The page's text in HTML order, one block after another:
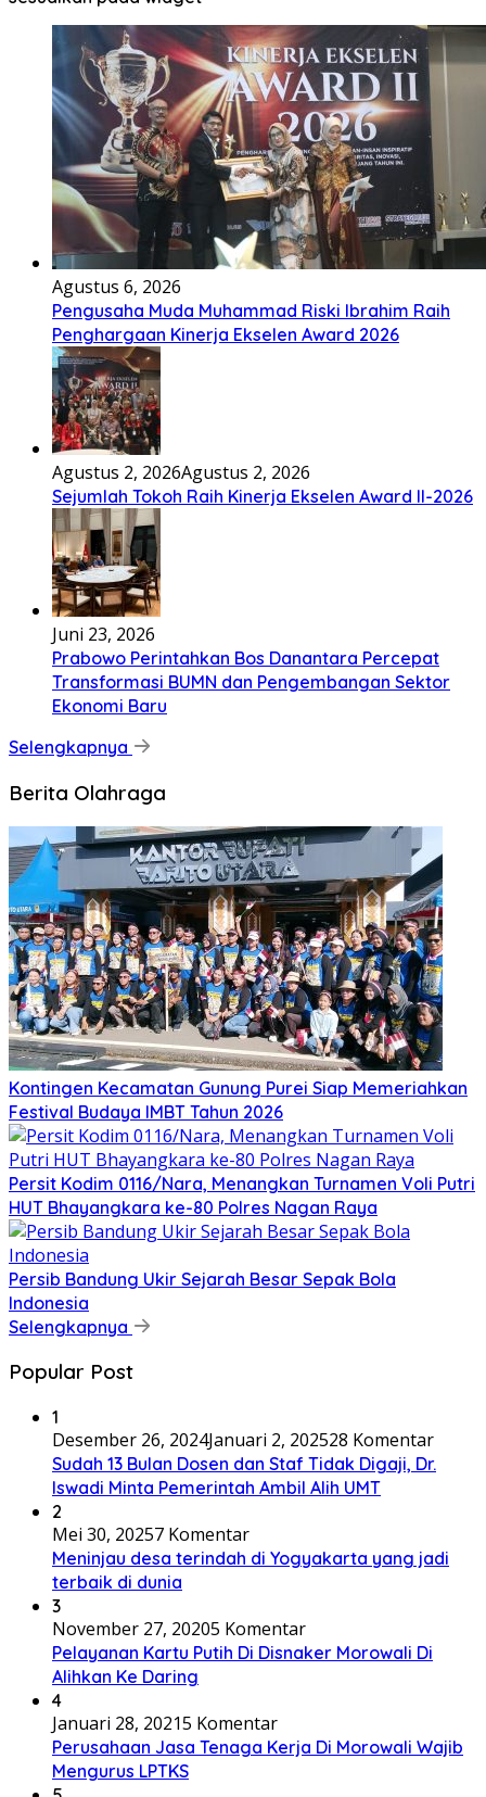
Agustus 6, 2026
Pengusaha Muda Muhammad Riski Ibrahim Raih
Penghargaan Kinerja Ekselen Award 2026
Agustus 2, 2026Agustus 2, 2026
Sejumlah Tokoh Raih Kinerja Ekselen Award II-2026
Juni 23, 2026
Prabowo Perintahkan Bos Danantara Percepat
Transformasi BUMN dan Pengembangan Sektor
Ekonomi Baru
Selengkapnya
Berita Olahraga
Kontingen Kecamatan Gunung Purei Siap Memeriahkan
Festival Budaya IMBT Tahun 2026
Persit Kodim 0116/Nara, Menangkan Turnamen Voli Putri
HUT Bhayangkara ke-80 Polres Nagan Raya
Persib Bandung Ukir Sejarah Besar Sepak Bola
Indonesia
Selengkapnya
Popular Post
1
Desember 26, 2024Januari 2, 202528 Komentar
Sudah 13 Bulan Dosen dan Staf Tidak Digaji, Dr.
Iswadi Minta Pemerintah Ambil Alih UMT
2
Mei 30, 20257 Komentar
Meninjau desa terindah di Yogyakarta yang jadi
terbaik di dunia
3
November 27, 20205 Komentar
Pelayanan Kartu Putih Di Disnaker Morowali Di
Alihkan Ke Daring
4
Januari 28, 20215 Komentar
Perusahaan Jasa Tenaga Kerja Di Morowali Wajib
Mengurus LPTKS